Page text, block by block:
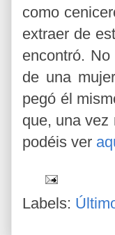
como
extraer de
encontró.
de una
pegó él
que, una vez
podéis ver
Labels: